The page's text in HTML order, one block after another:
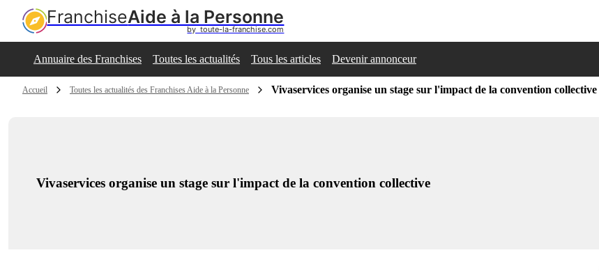
FranchiseAide à la Personne
by  toute-la-franchise.com
Annuaire des Franchises Toutes les actualités Tous les articles Devenir annonceur
Accueil Toutes les actualités des Franchises Aide à la Personne Vivaservices organise un stage sur l'impact de la convention collective
Vivaservices organise un stage sur l'impact de la convention collective